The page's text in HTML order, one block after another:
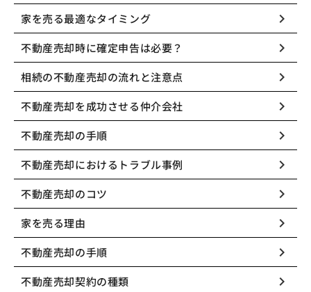
家を売る最適なタイミング keyboard_arrow_right
不動産売却時に確定申告は必要？ keyboard_arrow_right
相続の不動産売却の流れと注意点 keyboard_arrow_right
不動産売却を成功させる仲介会社 keyboard_arrow_right
不動産売却の手順 keyboard_arrow_right
不動産売却におけるトラブル事例 keyboard_arrow_right
不動産売却のコツ keyboard_arrow_right
家を売る理由 keyboard_arrow_right
不動産売却の手順 keyboard_arrow_right
不動産売却契約の種類 keyboard_arrow_right